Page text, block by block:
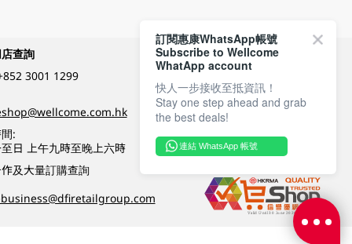
查詢
3001 1299
:
日 上午九時至晚上六時
及大量訂購查詢
付款方式
關注我們
訂閱惠康WhatsApp帳號
Subscribe to Wellcome
WhatApp account
快人一步接收至抵資訊！
Stay one step ahead and grab
the best deals!
連結 WhatsApp 帳號